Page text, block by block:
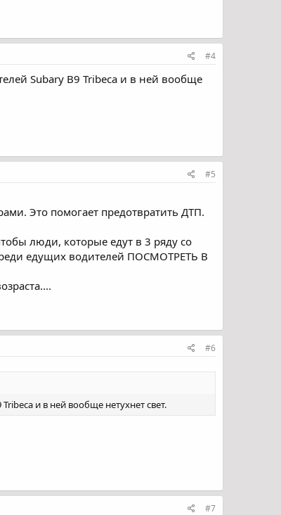
#4
Subary B9 Tribeca и в ней вообще
#5
Это помогает предотвратить ДТП.
люди, которые едут в 3 ряду со
едущих водителей ПОСМОТРЕТЬ В
#6
и в ней вообще нетухнет свет.
#7